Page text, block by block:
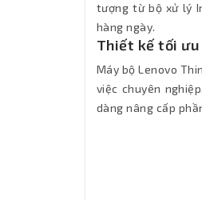
tượng từ bộ xử lý
hàng ngày.
Thiết kế tối ưu
Máy bộ Lenovo
việc chuyên
dàng nâng cấp